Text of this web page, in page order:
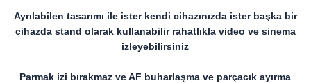
Ayrılabilen tasarımı ile ister kendi cihazınızda ister başka bir
cihazda stand olarak kullanabilir rahatlıkla video ve sinema
izleyebilirsiniz
Parmak izi bırakmaz ve AF buharlaşma ve parçacık ayırma